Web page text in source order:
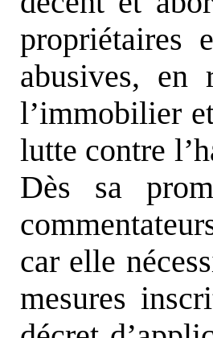
propriétaires
abusives, en
l’immobilier
lutte contre
Dès sa
car elle
mesures